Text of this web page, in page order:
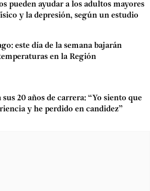
pueden ayudar a los adultos mayores
y la depresión, según un estudio
este día de la semana bajarán
en la Región
20 años de carrera: “Yo siento que
y he perdido en candidez”